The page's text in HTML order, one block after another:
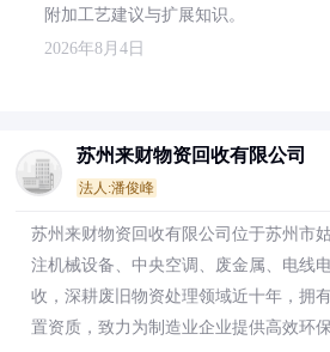
附加工艺建议与扩展知识。
2026年8月4日
苏州来财物资回收有限公司
法人:潘俊峰
苏州来财物资回收有限公司位于苏州市
注机械设备、中央空调、废金属、电线
收，深耕废旧物资处理领域近十年，拥
置资质，致力为制造业企业提供高效环